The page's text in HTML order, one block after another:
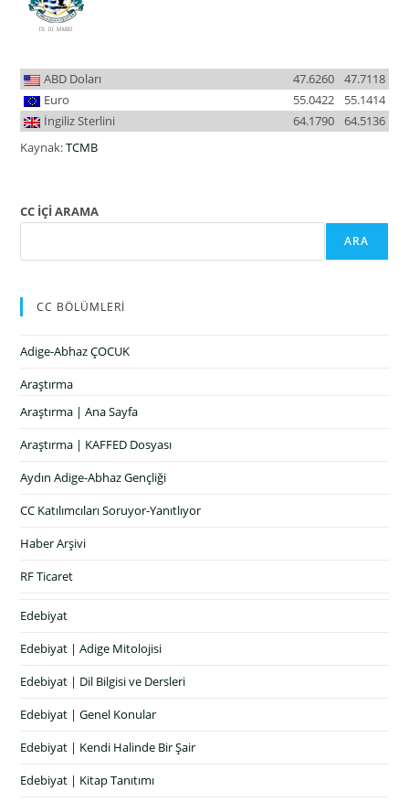
ABD Doları 47.7118
47.6260
Euro
55.1414
55.0422
İngiliz Sterlini
64.5136
64.1790
Kaynak:TCMB
CC İÇİ ARAMA
ARA
CC BÖLÜMLERİ
Adige-Abhaz ÇOCUK
Araştırma
Araştırma | Ana Sayfa
Araştırma | KAFFED Dosyası
Aydın Adige-Abhaz Gençliği
CC Katılımcıları Soruyor-Yanıtlıyor
Haber Arşivi
RF Ticaret
Edebiyat
Edebiyat | Adige Mitolojisi
Edebiyat | Dil Bilgisi ve Dersleri
Edebiyat | Genel Konular
Edebiyat | Kendi Halinde Bir Şair
Edebiyat | Kitap Tanıtımı